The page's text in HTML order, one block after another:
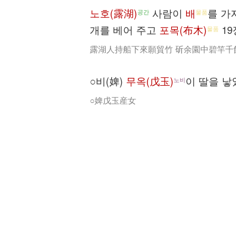
노호(露湖)공간 사람이 배 물품를 가
개를 베어 주고 포목(布木)물품 19
露湖人持船下來願貿竹 斫余園中碧竿
○비(婢) 무옥(戊玉)노비이 딸을 낳
○婢戊玉産女